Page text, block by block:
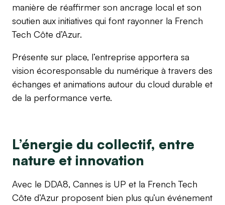
manière de réaffirmer son ancrage local et son
soutien aux initiatives qui font rayonner la French
Tech Côte d’Azur.
Présente sur place, l’entreprise apportera sa
vision écoresponsable du numérique à travers des
échanges et animations autour du cloud durable et
de la performance verte.
L’énergie du collectif, entre
nature et innovation
Avec le DDA8, Cannes is UP et la French Tech
Côte d’Azur proposent bien plus qu’un événement